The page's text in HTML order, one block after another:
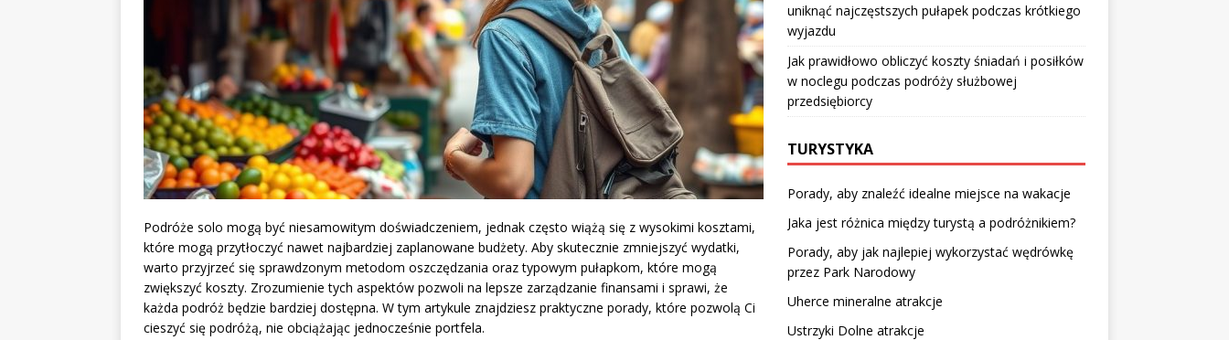
Podróże solo mogą być niesamowitym doświadczeniem, jednak często wiążą się z wysokimi kosztami,
które mogą przytłoczyć nawet najbardziej zaplanowane budżety. Aby skutecznie zmniejszyć wydatki,
warto przyjrzeć się sprawdzonym metodom oszczędzania oraz typowym pułapkom, które mogą
zwiększyć koszty. Zrozumienie tych aspektów pozwoli na lepsze zarządzanie finansami i sprawi, że
każda podróż będzie bardziej dostępna. W tym artykule znajdziesz praktyczne porady, które pozwolą Ci
cieszyć się podróżą, nie obciążając jednocześnie portfela.
uniknąć najczęstszych pułapek podczas krótkiego
wyjazdu
Jak prawidłowo obliczyć koszty śniadań i posiłków
w noclegu podczas podróży służbowej
przedsiębiorcy
TURYSTYKA
Porady, aby znaleźć idealne miejsce na wakacje
Jaka jest różnica między turystą a podróżnikiem?
Porady, aby jak najlepiej wykorzystać wędrówkę
przez Park Narodowy
Uherce mineralne atrakcje
Ustrzyki Dolne atrakcje